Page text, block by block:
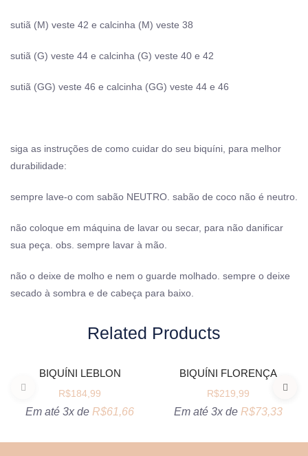
sutiã (M) veste 42 e calcinha (M) veste 38
sutiã (G) veste 44 e calcinha (G) veste 40 e 42
sutiã (GG) veste 46 e calcinha (GG) veste 44 e 46
siga as instruções de como cuidar do seu biquíni, para melhor
durabilidade:
sempre lave-o com sabão NEUTRO. sabão de coco não é neutro.
não coloque em máquina de lavar ou secar, para não danificar
sua peça. obs. sempre lavar à mão.
não o deixe de molho e nem o guarde molhado. sempre o deixe
secado à sombra e de cabeça para baixo.
Related Products
VER OPÇÕES
BIQUÍNI LEBLON
R$184,99
Em até 3x de R$61,66
VER OPÇÕES
BIQUÍNI FLORENÇA
R$219,99
Em até 3x de R$73,33